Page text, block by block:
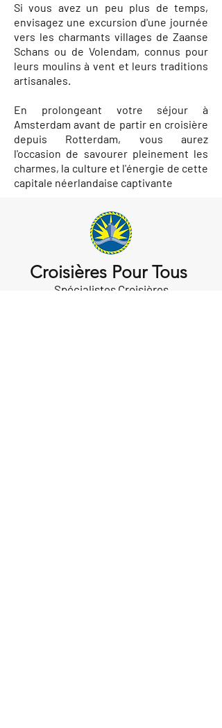
Si vous avez un peu plus de temps,
envisagez une excursion d'une journée
vers les charmants villages de Zaanse
Schans ou de Volendam, connus pour
leurs moulins à vent et leurs traditions
artisanales.
En prolongeant votre séjour à
Amsterdam avant de partir en croisière
depuis Rotterdam, vous aurez
l'occasion de savourer pleinement les
charmes, la culture et l'énergie de cette
capitale néerlandaise captivante
Croisières Pour Tous
Spécialistes Croisières